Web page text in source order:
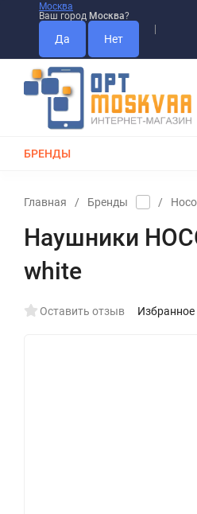
Москва
Ваш город Москва?
БРЕНДЫ
Главная / Бренды / Hoco
Наушники
white
Оставить отзыв Избранное